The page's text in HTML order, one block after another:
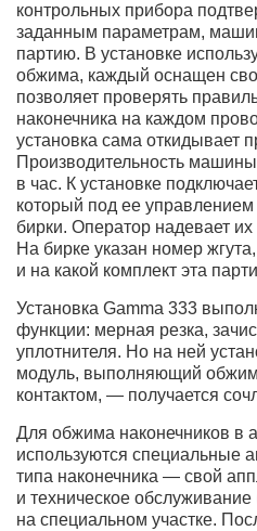
контрольных прибора
заданным параметрам,
партию. В установке
обжима, каждый оснащен
позволяет проверять
наконечника на каждом
установка сама откидывает
Производительность
в час. К установке
который под ее
бирки. Оператор надевает
На бирке указан номер
и на какой комплект эта
Установка Gamma 333
функции: мерная резка,
уплотнителя. Но на ней
модуль, выполняющий
контактом, — получается
Для обжима наконечников в
используются специальные
типа наконечника — свой
и техническое
на специальном участке.